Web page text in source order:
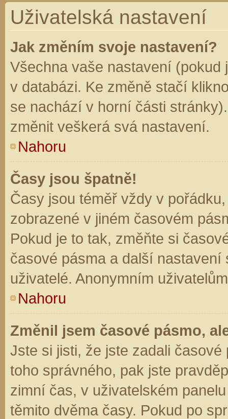
Uživatelská nastavení
Jak změním svoje nastavení?
Všechna vaše nastavení (pokud
v databázi. Ke změně stačí
se nachází v horní části
změnit veškerá svá nastavení.
Nahoru
Časy jsou špatně!
Časy jsou téměř vždy v
zobrazené v jiném časovém
Pokud je to tak, změňte si
časové pásma a další
uživatelé. Anonymním
Nahoru
Změnil jsem časové pásmo,
Jste si jisti, že jste zadali
toho správného, pak jste
zimní čas, v uživatelském
těmito dvěma časy. Pokud po